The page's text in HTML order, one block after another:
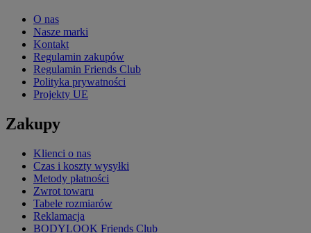
O nas
Nasze marki
Kontakt
Regulamin zakupów
Regulamin Friends Club
Polityka prywatności
Projekty UE
Zakupy
Klienci o nas
Czas i koszty wysyłki
Metody płatności
Zwrot towaru
Tabele rozmiarów
Reklamacja
BODYLOOK Friends Club